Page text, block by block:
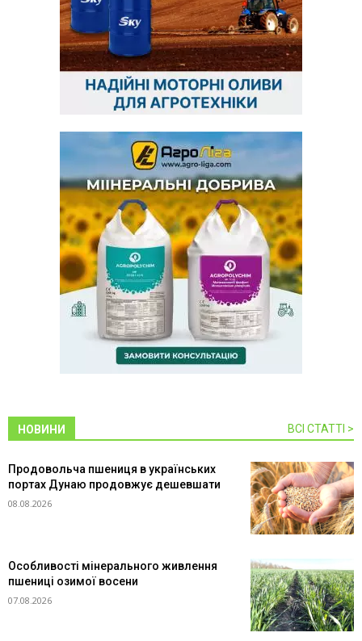
НОВИНИ ВСІ СТАТТІ >
Продовольча пшениця в українських
портах Дунаю продовжує дешевшати
08.08.2026
Особливості мінерального живлення
пшениці озимої восени
07.08.2026